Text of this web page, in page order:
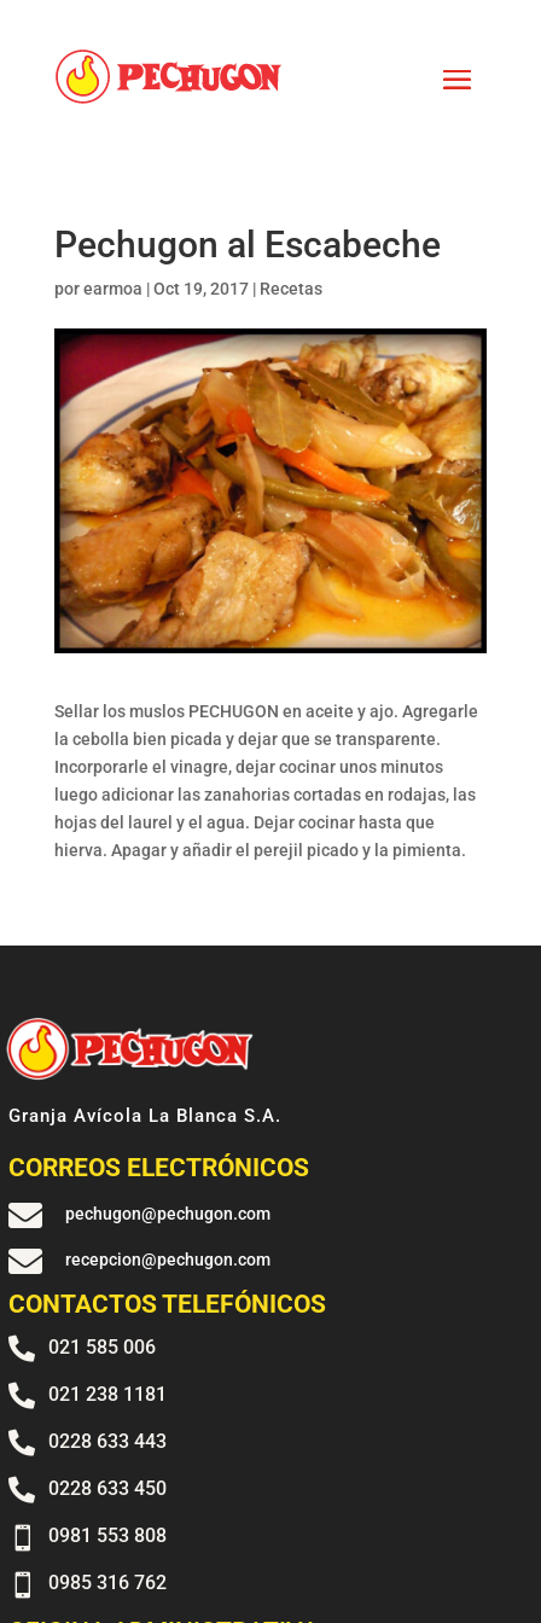
Pechugon al Escabeche
porearmoa |Oct 19, 2017| Recetas
Sellar los muslos PECHUGON en aceite y ajo. Agregarle
la cebolla bien picada y dejar que se transparente.
Incorporarle el vinagre, dejar cocinar unos minutos
luego adicionar las zanahorias cortadas en rodajas, las
hojas del laurel y el agua. Dejar cocinar hasta que
hierva. Apagar y añadir el perejil picado y la pimienta.
Granja Avícola La Blanca S.A.
CORREOS ELECTRÓNICOS
 pechugon@pechugon.com
 recepcion@pechugon.com
CONTACTOS TELEFÓNICOS
 021 585 006
 021 238 1181
 0228 633 443
 0228 633 450
 0981 553 808
 0985 316 762